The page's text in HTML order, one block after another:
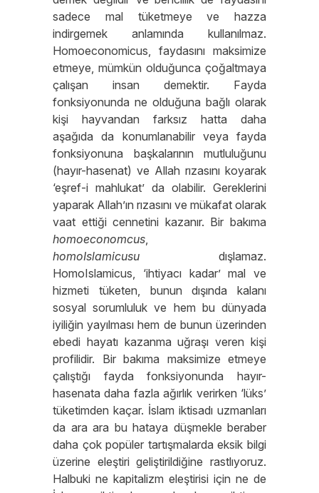
sadece mal tüketmeye ve hazza
indirgemek anlamında kullanılmaz.
Homoeconomicus, faydasını maksimize
etmeye, mümkün olduğunca çoğaltmaya
çalışan insan demektir. Fayda
fonksiyonunda ne olduğuna bağlı olarak
kişi hayvandan farksız hatta daha
aşağıda da konumlanabilir veya fayda
fonksiyonuna başkalarının mutluluğunu
(hayır-hasenat) ve Allah rızasını koyarak
‘eşref-i mahlukat’ da olabilir. Gereklerini
yaparak Allah’ın rızasını ve mükafat olarak
vaat ettiği cennetini kazanır. Bir bakıma
homoeconomcus,
homoIslamicusu dışlamaz.
HomoIslamicus, ‘ihtiyacı kadar’ mal ve
hizmeti tüketen, bunun dışında kalanı
sosyal sorumluluk ve hem bu dünyada
iyiliğin yayılması hem de bunun üzerinden
ebedi hayatı kazanma uğraşı veren kişi
profilidir. Bir bakıma maksimize etmeye
çalıştığı fayda fonksiyonunda hayır-
hasenata daha fazla ağırlık verirken ‘lüks’
tüketimden kaçar. İslam iktisadı uzmanları
da ara ara bu hataya düşmekle beraber
daha çok popüler tartışmalarda eksik bilgi
üzerine eleştiri geliştirildiğine rastlıyoruz.
Halbuki ne kapitalizm eleştirisi için ne de